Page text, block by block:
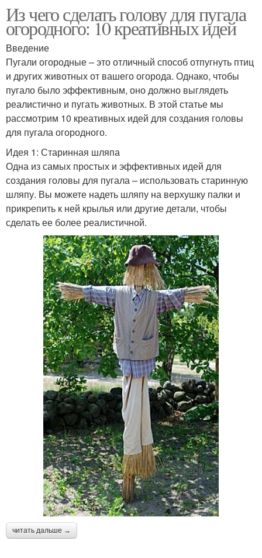
Из чего сделать голову для пугала
огородного: 10 креативных идей
Введение
Пугали огородные – это отличный способ отпугнуть птиц
и других животных от вашего огорода. Однако, чтобы
пугало было эффективным, оно должно выглядеть
реалистично и пугать животных. В этой статье мы
рассмотрим 10 креативных идей для создания головы
для пугала огородного.
Идея 1: Старинная шляпа
Одна из самых простых и эффективных идей для
создания головы для пугала – использовать старинную
шляпу. Вы можете надеть шляпу на верхушку палки и
прикрепить к ней крылья или другие детали, чтобы
сделать ее более реалистичной.
читать дальше →